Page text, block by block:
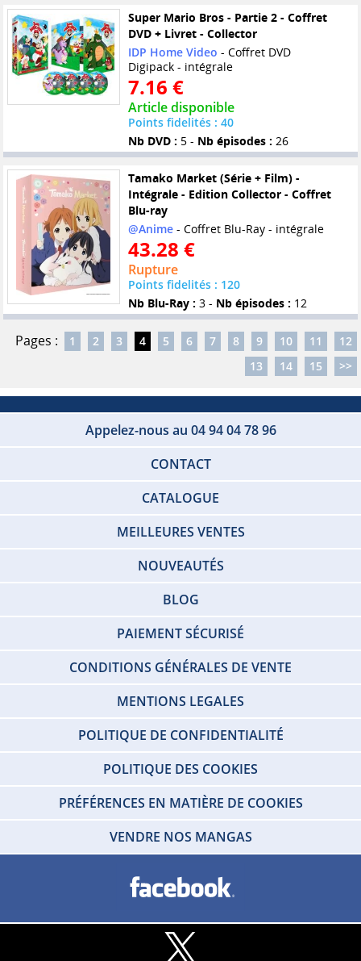
Super Mario Bros - Partie 2 - Coffret
DVD + Livret - Collector
IDP Home Video - Coffret DVD
Digipack - intégrale
7.16 €
Article disponible
Points fidelités : 40
Nb DVD : 5 - Nb épisodes : 26
Tamako Market (Série + Film) -
Intégrale - Edition Collector - Coffret
Blu-ray
@Anime- Coffret Blu-Ray - intégrale
43.28 €
Rupture
Points fidelités : 120
Nb Blu-Ray : 3 - Nb épisodes : 12
Pages : 1 2 3 4 5 6 7 8 9 10 11
12
13
14 15 >>
Appelez-nous au 04 94 04 78 96
CONTACT
CATALOGUE
MEILLEURES VENTES
NOUVEAUTÉS
BLOG
PAIEMENT SÉCURISÉ
CONDITIONS GÉNÉRALES DE VENTE
MENTIONS LEGALES
POLITIQUE DE CONFIDENTIALITÉ
POLITIQUE DES COOKIES
PRÉFÉRENCES EN MATIÈRE DE COOKIES
VENDRE NOS MANGAS